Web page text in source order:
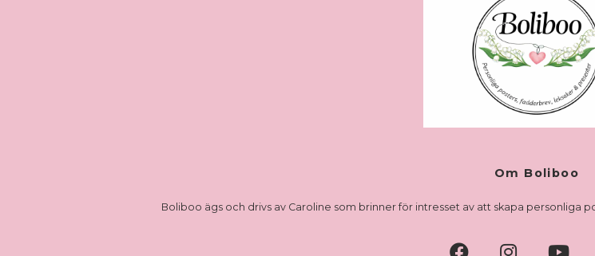
Om Boliboo
Boliboo ägs och drivs av Caroline som brinner för intresset av att skapa personliga